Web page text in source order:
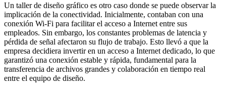
Un taller de diseño gráfico es otro caso donde se puede observar la
implicación de la conectividad. Inicialmente, contaban con una
conexión Wi-Fi para facilitar el acceso a Internet entre sus
empleados. Sin embargo, los constantes problemas de latencia y
pérdida de señal afectaron su flujo de trabajo. Esto llevó a que la
empresa decidiera invertir en un acceso a Internet dedicado, lo que
garantizó una conexión estable y rápida, fundamental para la
transferencia de archivos grandes y colaboración en tiempo real
entre el equipo de diseño.